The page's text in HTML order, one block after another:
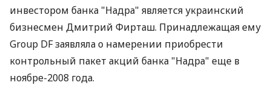
инвестором банка "Надра" является украинский
бизнесмен Дмитрий Фирташ. Принадлежащая ему
Group DF заявляла о намерении приобрести
контрольный пакет акций банка "Надра" еще в
ноябре-2008 года.